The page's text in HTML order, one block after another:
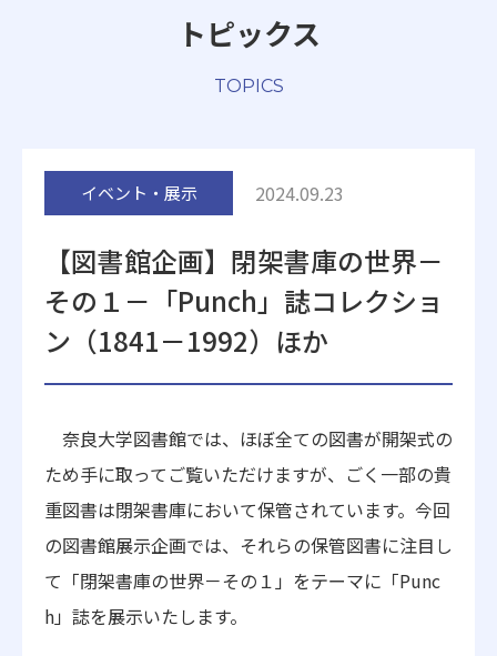
附属施設
受験生の方へ 在学生の方へ
卒業生の方へ 一般・企業の方
地歴甲子園 法人本部
トピックス
TOPICS
イベント・展示 2024.09.23
【図書館企画】閉架書庫の世界－
その１－「Punch」誌コレクショ
ン（1841－1992）ほか
奈良大学図書館では、ほぼ全ての図書が開架式の
ため手に取ってご覧いただけますが、ごく一部の貴
重図書は閉架書庫において保管されています。今回
の図書館展示企画では、それらの保管図書に注目し
て「閉架書庫の世界－その１」をテーマに「Punc
h」誌を展示いたします。